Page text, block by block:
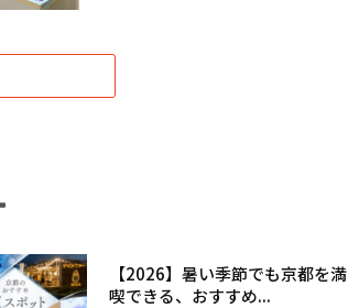
【2026】暑い季節でも京都を満
喫できる、おすすめ...